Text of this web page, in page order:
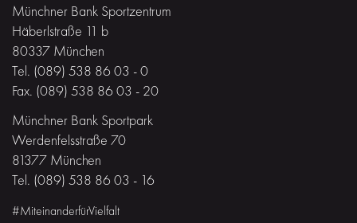
Münchner Bank Sportzentrum
Häberlstraße 11 b
80337 München
Tel. (089) 538 86 03 - 0
Fax. (089) 538 86 03 - 20
Münchner Bank Sportpark
Werdenfelsstraße 70
81377 München
Tel. (089) 538 86 03 - 16
#MiteinanderfürVielfalt